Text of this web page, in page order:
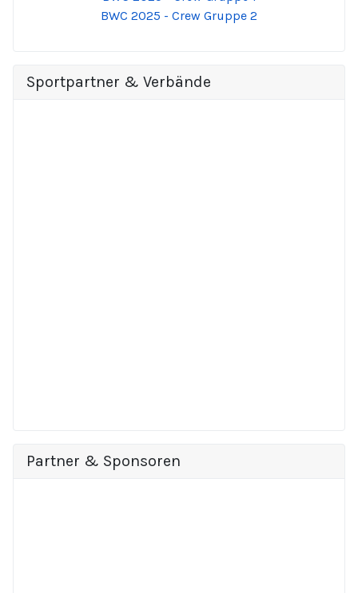
BWC 2025 - Crew Gruppe 2
Sportpartner & Verbände
Partner & Sponsoren